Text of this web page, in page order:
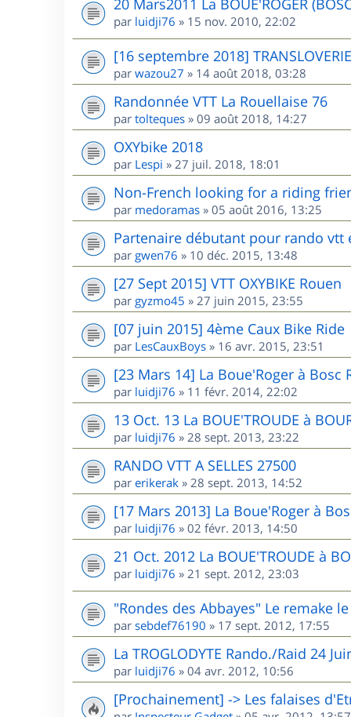
20 Mars2011 La BOUE'ROGER
par luidji76 » 15 nov. 2010, 22:02
[16 septembre 2018]
par wazou27 » 14 août 2018, 03:28
Randonnée VTT La Rouellaise 76
par tolteques » 09 août 2018, 14:27
OXYbike 2018
par Lespi » 27 juil. 2018, 18:01
Non-French looking for a riding
par medoramas » 05 août 2016, 13:25
Partenaire débutant pour rando vtt
par gwen76 » 10 déc. 2015, 13:48
[27 Sept 2015] VTT OXYBIKE Rouen
par gyzmo45 » 27 juin 2015, 23:55
[07 juin 2015] 4ème Caux Bike Ride
par LesCauxBoys » 16 avr. 2015, 23:51
[23 Mars 14] La Boue'Roger à Bosc
par luidji76 » 11 févr. 2014, 22:02
13 Oct. 13 La BOUE'TROUDE à
par luidji76 » 28 sept. 2013, 23:22
RANDO VTT A SELLES 27500
par erikerak » 28 sept. 2013, 14:52
[17 Mars 2013] La Boue'Roger à
par luidji76 » 02 févr. 2013, 14:50
21 Oct. 2012 La BOUE'TROUDE à
par luidji76 » 21 sept. 2012, 23:03
"Rondes des Abbayes" Le remake
par sebdef76190 » 17 sept. 2012, 17:55
La TROGLODYTE Rando./Raid 24
par luidji76 » 04 avr. 2012, 10:56
[Prochainement] -> Les falaises